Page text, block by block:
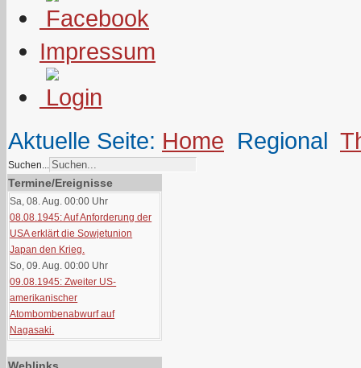
Impressum
Aktuelle Seite: Home Regional
Suchen...
Termine/Ereignisse
Sa, 08. Aug. 00:00 Uhr
08.08.1945: Auf Anforderung der
USA erklärt die Sowjetunion
Japan den Krieg.
So, 09. Aug. 00:00 Uhr
09.08.1945: Zweiter US-
amerikanischer
Atombombenabwurf auf
Nagasaki.